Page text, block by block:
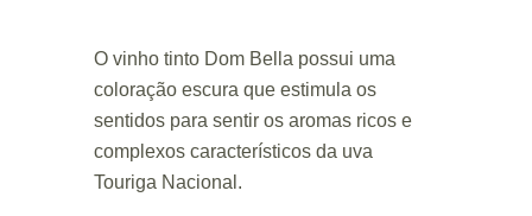
O vinho tinto Dom Bella possui uma
coloração escura que estimula os
sentidos para sentir os aromas ricos e
complexos característicos da uva
Touriga Nacional.